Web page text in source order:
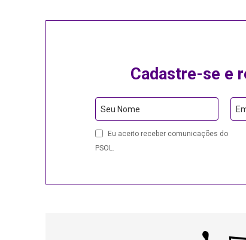
Cadastre-se e
Seu Nome
Eu aceito receber comunicações do
PSOL.